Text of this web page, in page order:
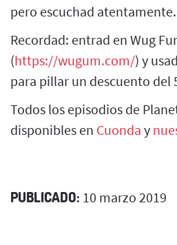
pero escuchad atentamente.
Recordad: entrad en Wug
(https://wugum.com/) y
para pillar un descuento del
Todos los episodios de
disponibles en Cuonda y
PUBLICADO: 10 marzo 2019